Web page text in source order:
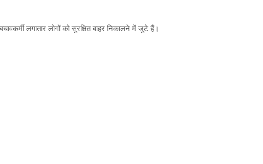
लगातार लोगों को सुरक्षित बाहर निकालने में जुटे हैं।